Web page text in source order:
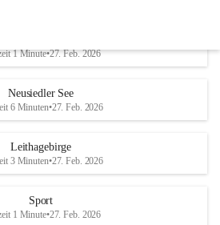
1 Minute•27. Feb. 2026
Neusiedler See
6 Minuten•27. Feb. 2026
Leithagebirge
3 Minuten•27. Feb. 2026
Sport
1 Minute•27. Feb. 2026